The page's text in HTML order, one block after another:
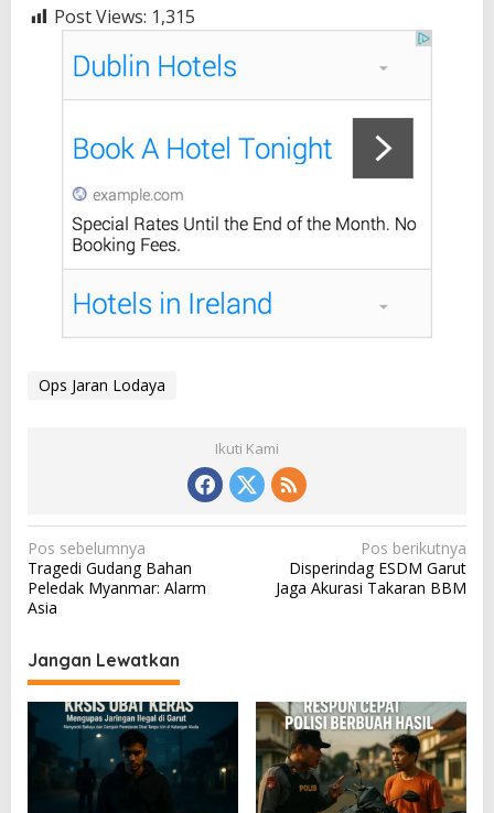
Post Views: 1,315
Ops Jaran Lodaya
Ikuti Kami
N
a
v
g
a
s
Pos sebelumnya
Tragedi Gudang Bahan
Peledak Myanmar: Alarm
Asia
Pos berikutnya
Disperindag ESDM Garut
Jaga Akurasi Takaran BBM
Jangan Lewatkan